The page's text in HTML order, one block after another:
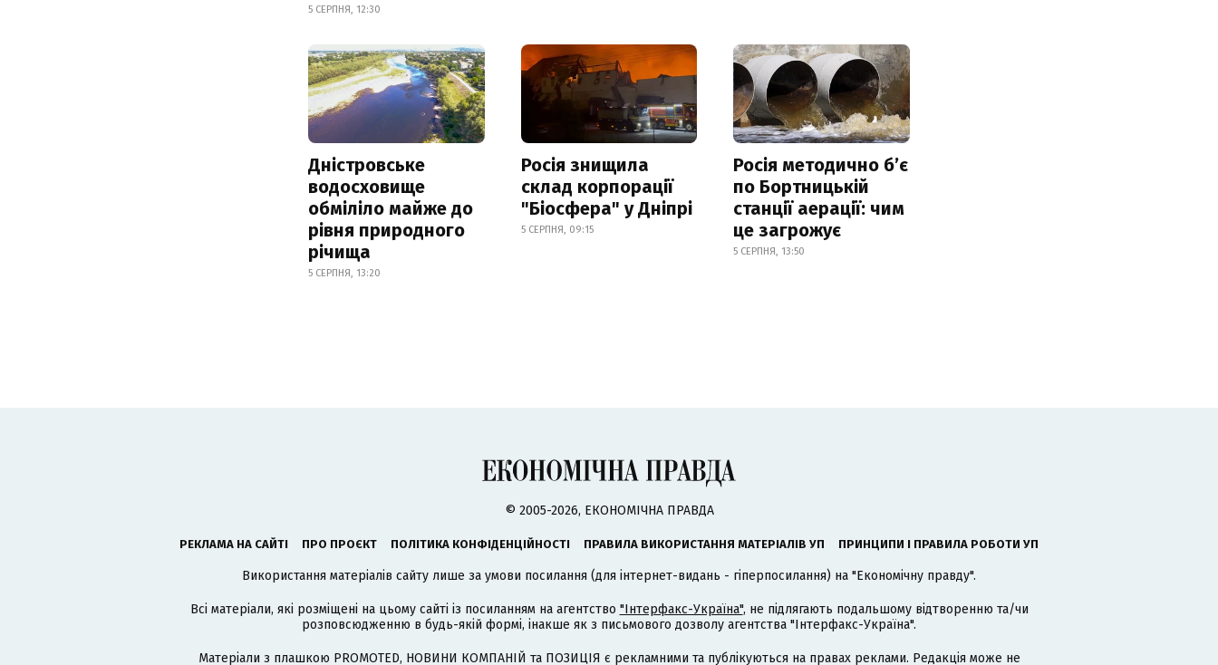
5 СЕРПНЯ, 12:30
Дністровське
водосховище
обміліло майже до
рівня природного
річища
5 СЕРПНЯ, 13:20
Росія знищила
склад корпорації
"Біосфера" у Дніпрі
5 СЕРПНЯ, 09:15
Росія методично б’є
по Бортницькій
станції аерації: чим
це загрожує
5 СЕРПНЯ, 13:50
© 2005-2026, ЕКОНОМІЧНА ПРАВДА
РЕКЛАМА НА САЙТІ ПРО ПРОЄКТ ПОЛІТИКА КОНФІДЕНЦІЙНОСТІ ПРАВИЛА ВИКОРИСТАННЯ МАТЕРІАЛІВ УП ПРИНЦИПИ І ПРАВИЛА РОБОТИ УП
Використання матеріалів сайту лише за умови посилання (для інтернет-видань - гіперпосилання) на "Економічну правду".
Всі матеріали, які розміщені на цьому сайті із посиланням на агентство "Інтерфакс-Україна", не підлягають подальшому відтворенню та/чи
розповсюдженню в будь-якій формі, інакше як з письмового дозволу агентства "Інтерфакс-Україна".
Матеріали з плашкою PROMOTED, НОВИНИ КОМПАНІЙ та ПОЗИЦІЯ є рекламними та публікуються на правах реклами. Редакція може не